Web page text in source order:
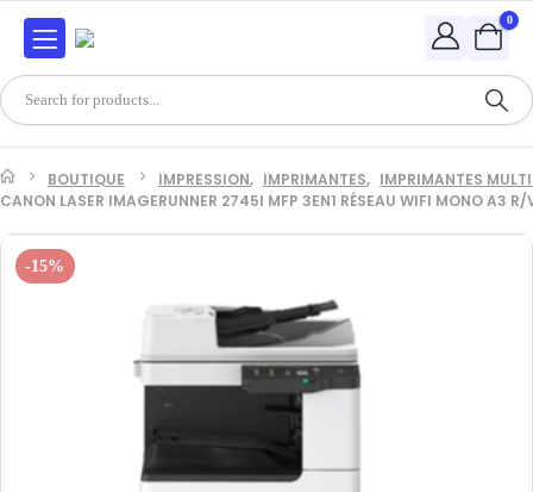
0
BOUTIQUE IMPRESSION, IMPRIMANTES, IMPRIMANTES
CANON LASER IMAGERUNNER 2745I MFP 3EN1 RÉSEAU WIFI MONO A3
-15%